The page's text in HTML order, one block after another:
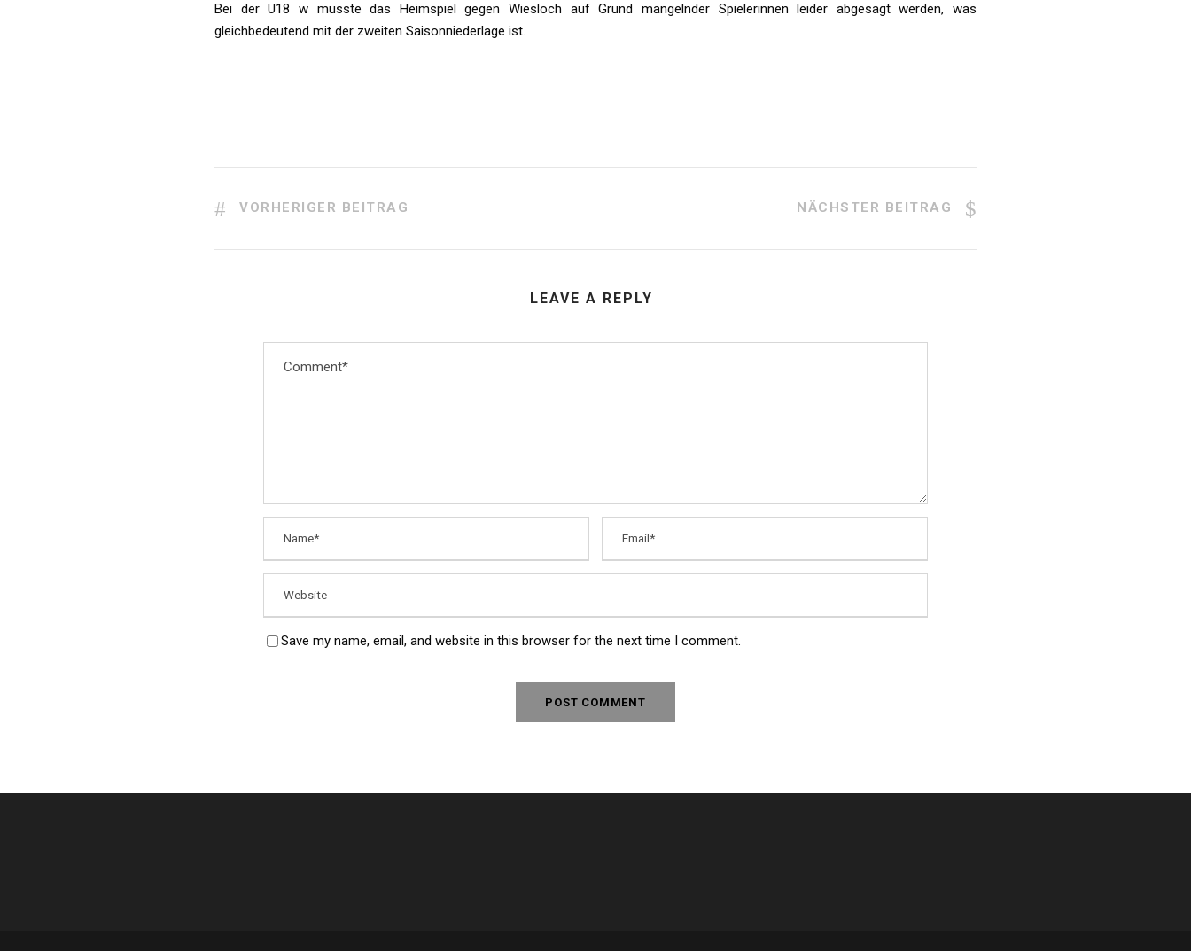
Bei der U18 w musste das Heimspiel gegen Wiesloch auf Grund mangelnder Spielerinnen leider abgesagt werden, was
gleichbedeutend mit der zweiten Saisonniederlage ist.
VORHERIGER BEITRAG NÄCHSTER BEITRAG
LEAVE A REPLY
Save my name, email, and website in this browser for the next time I comment.